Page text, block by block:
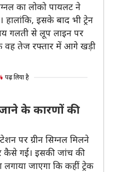
का लोको पायलट ने
हालांकि, इसके बाद भी ट्रेन
गलती से लूप लाइन पर
वह तेज रफ्तार में आगे खड़ी
पढ़ लिया है
के कारणों की
पर ग्रीन सिग्नल मिलने
कैसे गई। इसकी जांच की
जाएगा कि कहीं ट्रेक